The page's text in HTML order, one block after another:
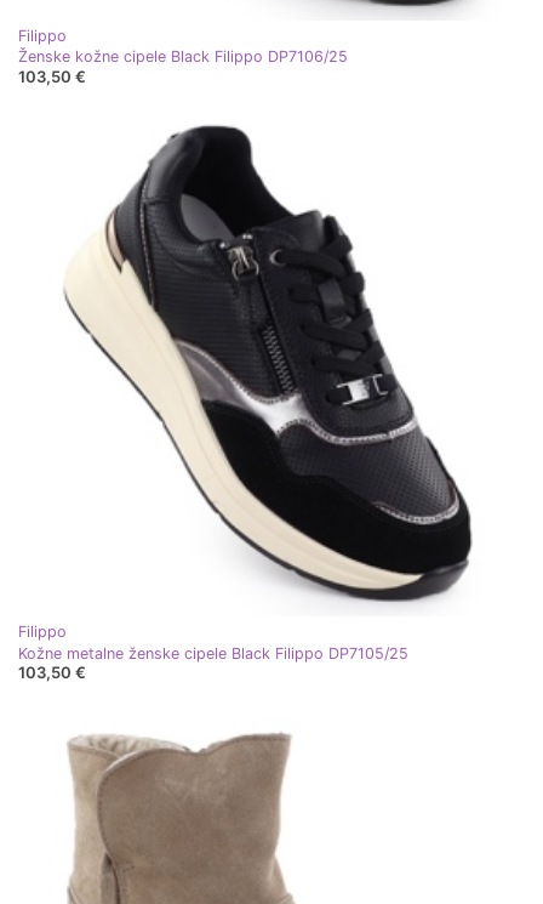
Filippo
Ženske kožne cipele Black Filippo DP7106/25
103,50 €
Filippo
Kožne metalne ženske cipele Black Filippo DP7105/25
103,50 €